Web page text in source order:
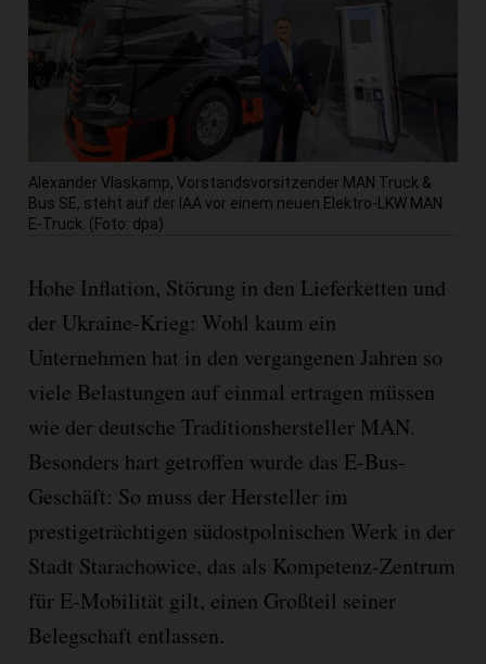
Alexander Vlaskamp, Vorstandsvorsitzender MAN Truck &
Bus SE, steht auf der IAA vor einem neuen Elektro-LKW MAN
E-Truck. (Foto: dpa)
Hohe Inflation, Störung in den Lieferketten und
der Ukraine-Krieg: Wohl kaum ein
Unternehmen hat in den vergangenen Jahren so
viele Belastungen auf einmal ertragen müssen
wie der deutsche Traditionshersteller MAN.
Besonders hart getroffen wurde das E-Bus-
Geschäft: So muss der Hersteller im
prestigeträchtigen südostpolnischen Werk in der
Stadt Starachowice, das als Kompetenz-Zentrum
für E-Mobilität gilt, einen Großteil seiner
Belegschaft entlassen.